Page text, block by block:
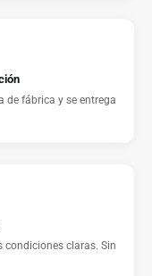
de fábrica y se entrega
claras. Sin